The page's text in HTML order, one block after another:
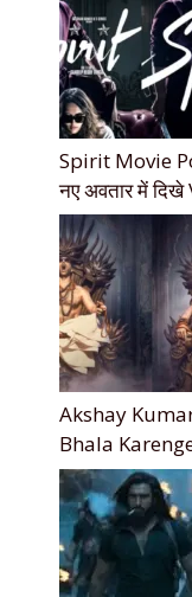
Spirit Movie
नए अवतार में
Akshay Kumar
Bhala Karenge